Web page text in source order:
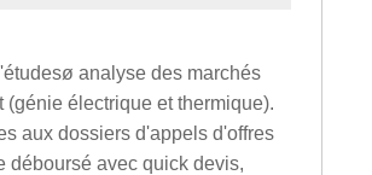
analyse des marchés
électrique et thermique).
aux dossiers d'appels d'offres
déboursé avec quick devis,